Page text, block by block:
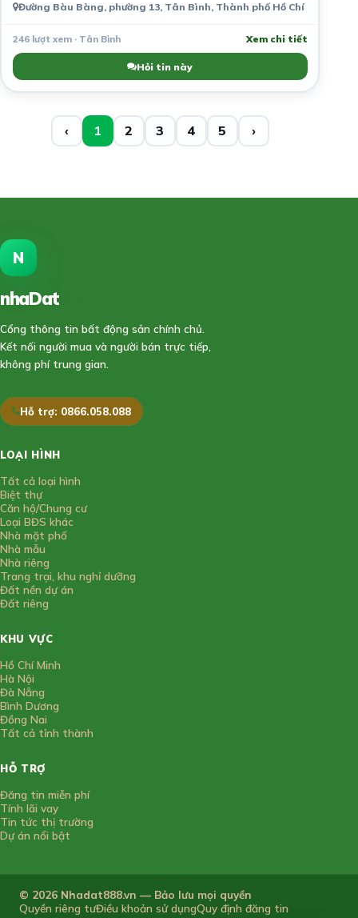
Đường Bàu Bàng, phường 13, Tân Bình, Thành phố Hồ Chí Minh,
246 lượt xem · Tân Bình Xem chi tiết
Hỏi tin này
‹ 1 2 3 4 5 ›
N
nhaDat
Cổng thông tin bất động sản chính chủ.
Kết nối người mua và người bán trực tiếp,
không phí trung gian.
Hỗ trợ: 0866.058.088
LOẠI HÌNH
Tất cả loại hình
Biệt thự
Căn hộ/Chung cư
Loại BĐS khác
Nhà mặt phố
Nhà mẫu
Nhà riêng
Trang trại, khu nghỉ dưỡng
Đất nền dự án
Đất riêng
KHU VỰC
Hồ Chí Minh
Hà Nội
Đà Nẵng
Bình Dương
Đồng Nai
Tất cả tỉnh thành
HỖ TRỢ
Đăng tin miễn phí
Tính lãi vay
Tin tức thị trường
Dự án nổi bật
© 2026 Nhadat888.vn — Bảo lưu mọi quyền
Quyền riêng tưĐiều khoản sử dụngQuy định đăng tin